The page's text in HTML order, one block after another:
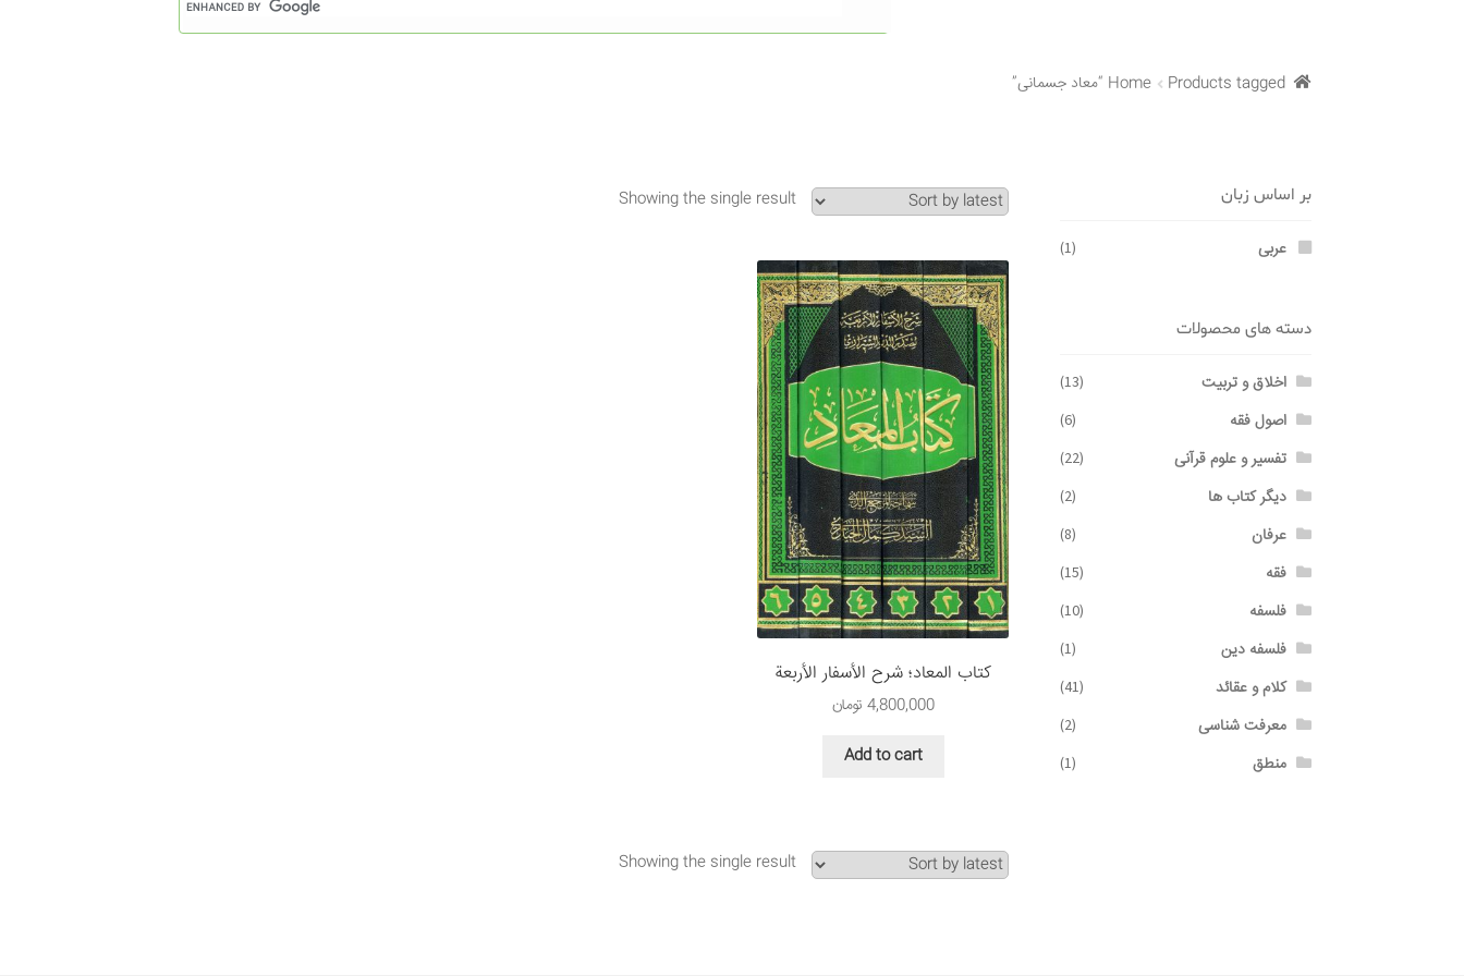
Home Products tagged “معاد جسمانی”
Showing the single result
كتاب المعاد؛ شرح الأسفار الأربعة
4,800,000 تومان
Add to cart
Showing the single result
بر اساس زبان
عربی (1)
دسته های محصولات
اخلاق و تربیت (13)
اصول فقه (6)
تفسیر و علوم قرآنی (22)
دیگر کتاب ها (2)
عرفان (8)
فقه (15)
فلسفه (10)
فلسفه دین (1)
کلام و عقائد (41)
معرفت شناسی (2)
منطق (1)